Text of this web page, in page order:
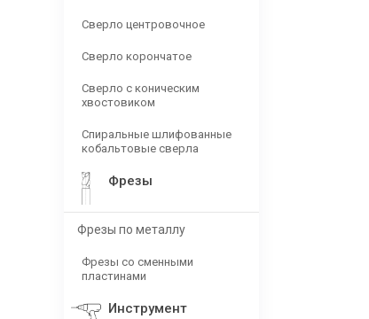
Сверло центровочное
Сверло корончатое
Сверло с коническим
хвостовиком
Спиральные шлифованные
кобальтовые сверла
Фрезы
Фрезы по металлу
Фрезы со сменными
пластинами
Инструмент